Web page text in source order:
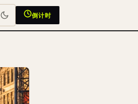
倒计时